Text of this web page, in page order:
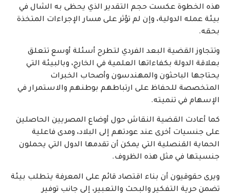
هذه الخطوة عكست حجم التقدير الذي يحظى به الشال في
بيئة عمله الدولية، وإن لم تؤثر على مسار الإجراءات المتخذة
بحقه.
وتتجاوز القضية البعد الفردي لتطرح أسئلة أوسع تتعلق
بعلاقة الدولة بكفاءاتها العلمية في الخارج، وبالبيئة التي
يحتاجها الباحثون والمهندسون وأصحاب الخبرات
المتخصصة للحفاظ على ارتباطهم بوطنهم والاستمرار في
الإسهام في تنميته.
كما أعادت القضية النقاش حول أوضاع المصريين الحاصلين
على جنسيات أخرى عند عودتهم إلى البلاد، ومدى فاعلية
الحماية القنصلية التي يمكن أن تقدمها الدول التي يحملون
جنسيتها في مثل هذه الظروف.
ويرى حقوقيون أن بناء اقتصاد قائم على المعرفة يتطلب بيئة
تضمن حرية التفكير والبحث والتعبير، إلى جانب توفير